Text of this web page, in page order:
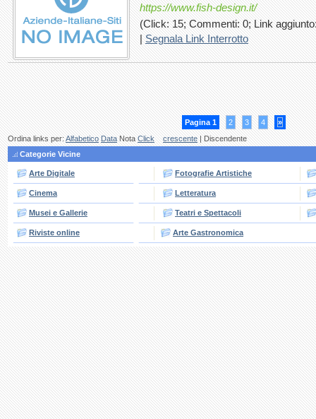
https://www.fish-design.it/
(Click: 15; Commenti: 0; Link
|Segnala Link Interrotto
Pagina 1 2 3 4
»
Ordina links per:Alfabetico DataNotaClick crescente| Discendente
Categorie Vicine
Arte Digitale Fotografie Artistiche
Cinema Letteratura
Musei e Gallerie Teatri e Spettacoli
Riviste online Arte Gastronomica